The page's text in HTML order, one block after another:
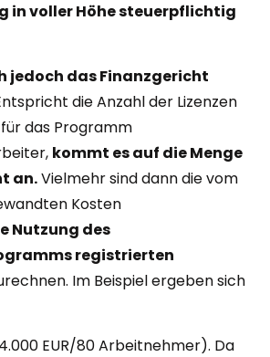
in voller Höhe steuerpflichtig
jedoch das Finanzgericht
die Anzahl der Lizenzen
das Programm
kommt es auf die Menge
an.Vielmehr sind dann die vom
Kosten
Nutzung des
registrierten
Im Beispiel ergeben sich
EUR/80 Arbeitnehmer). Da